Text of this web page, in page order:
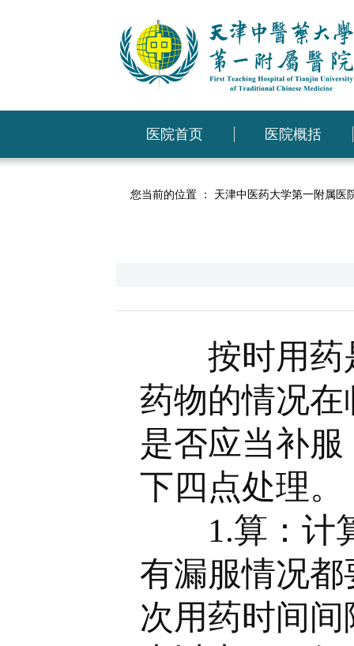
医院首页 医院概括
您当前的位置 ： 天津中医药大学第一附属医
按时用药是
药物的情况
是否应当补
下四点处理。
1.算：计算
有漏服情况
次用药时间